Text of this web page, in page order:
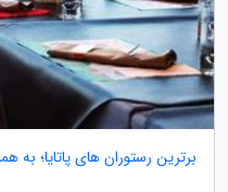
برترین رستوران های پاتایا؛